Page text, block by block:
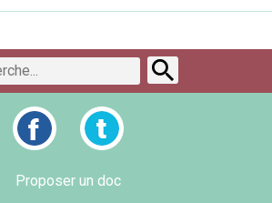
Proposer un doc